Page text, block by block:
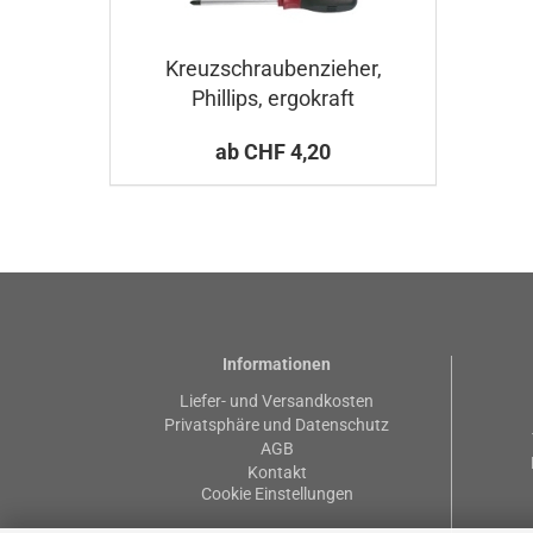
Kreuzschraubenzieher,
Phillips, ergokraft
ab CHF 4,20
Informationen
Liefer- und Versandkosten
Privatsphäre und Datenschutz
AGB
Kontakt
Cookie Einstellungen